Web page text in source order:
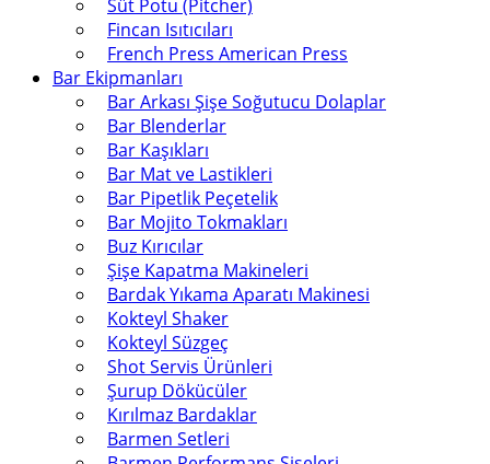
Süt Potu (Pitcher)
Fincan Isıtıcıları
French Press American Press
Bar Ekipmanları
Bar Arkası Şişe Soğutucu Dolaplar
Bar Blenderlar
Bar Kaşıkları
Bar Mat ve Lastikleri
Bar Pipetlik Peçetelik
Bar Mojito Tokmakları
Buz Kırıcılar
Şişe Kapatma Makineleri
Bardak Yıkama Aparatı Makinesi
Kokteyl Shaker
Kokteyl Süzgeç
Shot Servis Ürünleri
Şurup Dökücüler
Kırılmaz Bardaklar
Barmen Setleri